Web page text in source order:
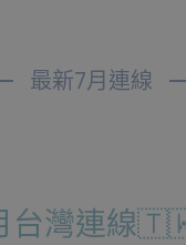
最新7月連線
灣連線